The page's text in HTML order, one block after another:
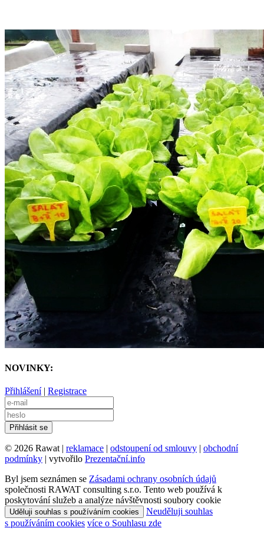
NOVINKY:
Přihlášení| Registrace
© 2026 Rawat | reklamace | odstoupení od smlouvy | obchodní
podmínky | vytvořilo Prezentační.info
Byl jsem seznámen se Zásadami ochrany osobních údajů
společnosti RAWAT consulting s.r.o. Tento web používá k
poskytování služeb a analýze návštěvnosti soubory cookie
Uděluji souhlas s používáním cookies
Neuděluji souhlas
s používáním cookies více o Souhlasu zde